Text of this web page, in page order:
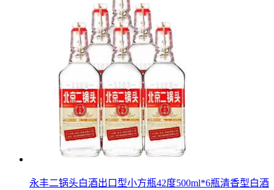
永丰二锅头白酒出口型小方瓶42度500ml*6瓶清香型白酒